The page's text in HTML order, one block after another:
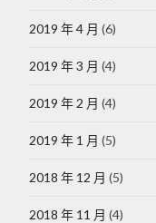
2019 年 4 月 (6)
2019 年 3 月 (4)
2019 年 2 月 (4)
2019 年 1 月 (5)
2018 年 12 月 (5)
2018 年 11 月 (4)